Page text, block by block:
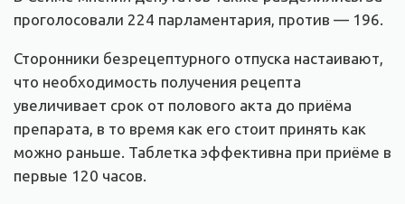
проголосовали 224 парламентария, против — 196.
Сторонники безрецептурного отпуска настаивают,
что необходимость получения рецепта
увеличивает срок от полового акта до приёма
препарата, в то время как его стоит принять как
можно раньше. Таблетка эффективна при приёме в
первые 120 часов.